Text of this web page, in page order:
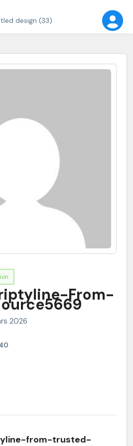
From-
2026
from-trusted-